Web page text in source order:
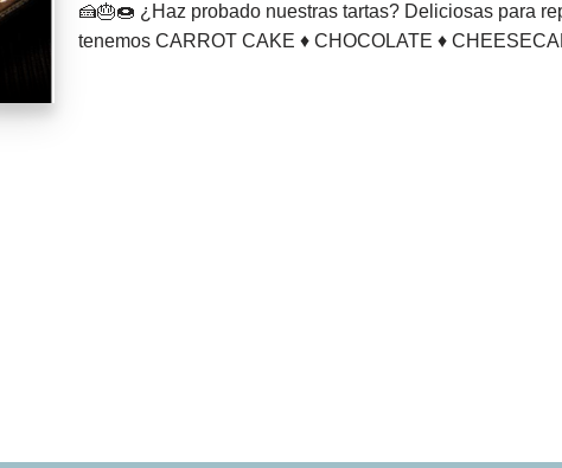
🍰🎂🍩 ¿Haz probado nuestras tartas? Deliciosas para
tenemos CARROT CAKE ♦ CHOCOLATE ♦